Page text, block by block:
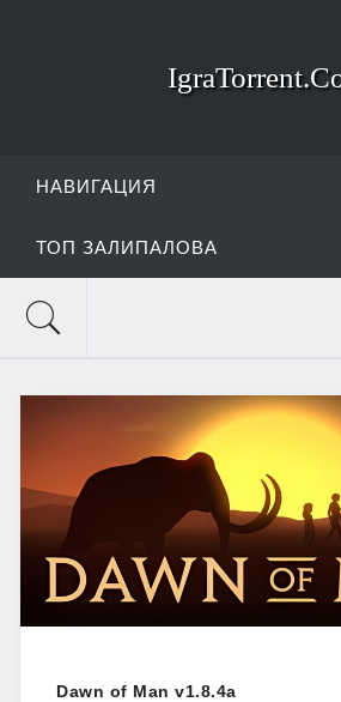
НАВИГАЦИЯ
ТОП ЗАЛИПАЛОВА
Dawn of Man v1.8.4a